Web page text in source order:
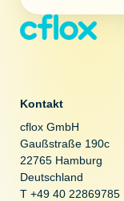
Kontakt
cflox GmbH
Gaußstraße 190c
22765 Hamburg
Deutschland
T +49 40 22869785